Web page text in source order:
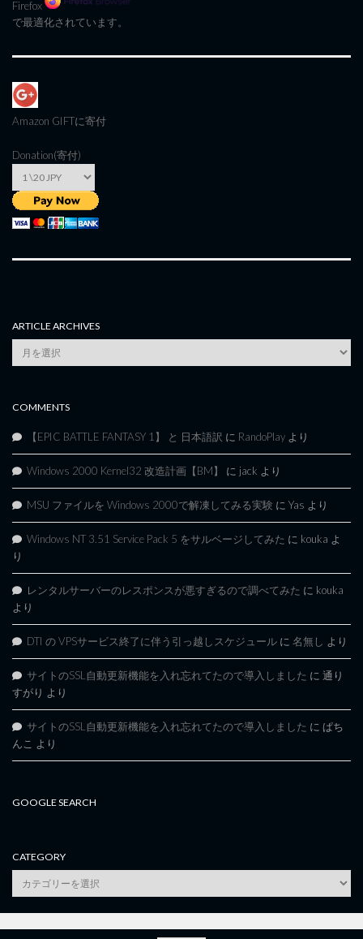
Firefox
で最適化されています。
Amazon GIFTに寄付
Donation(寄付)
ARTICLE ARCHIVES
Article
Archives
COMMENTS
【EPIC BATTLE FANTASY 1】 と 日本語訳 に RandoPlay より
Windows 2000 Kernel32 改造計画【BM】 に jack より
MSU ファイルを Windows 2000で解凍してみる実験 に Yas より
Windows NT 3.51 Service Pack 5 をサルベージしてみた に kouka よ
り
レンタルサーバーのレスポンスが悪すぎるので調べてみた に kouka
より
DTI の VPSサービス終了に伴う引っ越しスケジュール に 名無し より
サイトのSSL自動更新機能を入れ忘れてたので導入しました に 通り
すがり より
サイトのSSL自動更新機能を入れ忘れてたので導入しました に ぱち
んこ より
GOOGLE SEARCH
CATEGORY
category